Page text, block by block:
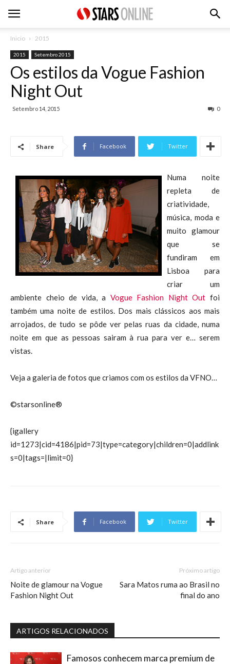
Inicio 2015
2015 Setembro 2015
Os estilos da Vogue Fashion
Night Out
Setembro 14, 2015 0
Share Facebook Twitter
Numa noite
repleta de
criatividade,
música, moda e
muito glamour
que se
fundiram em
Lisboa para
criar um
ambiente cheio de vida, a Vogue Fashion Night Outfoi
também uma noite de estilos. Dos mais clássicos aos mais
arrojados, de tudo se pôde ver pelas ruas da cidade, numa
noite em que as pessoas sairam à rua para ver e… serem
vistas.
Veja a galeria de fotos que criamos com os estilos da VFNO…
©starsonline®
{igallery
id=1273|cid=4186|pid=73|type=category|children=0|addlink
s=0|tags=|limit=0}
Share Facebook Twitter
Artigo anterior
Noite de glamour na Vogue
Fashion Night Out
Próximo artigo
Sara Matos ruma ao Brasil no
final do ano
ARTIGOS RELACIONADOS
Famosos conhecem marca premium de